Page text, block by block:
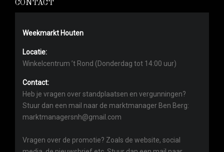
CONTACT
Weekmarkt Houten
Locatie:
Winkelcentrum ’t Rond (Donderdag tot 14:00 uur)
Contact:
Heb je vragen over standplaatsen en vergunningen?
Stuur dan een mail naar de marktmanager Ben Berg:
marktmanagersnh@gmail.com
Vragen over de promotie? Zoals de website, social